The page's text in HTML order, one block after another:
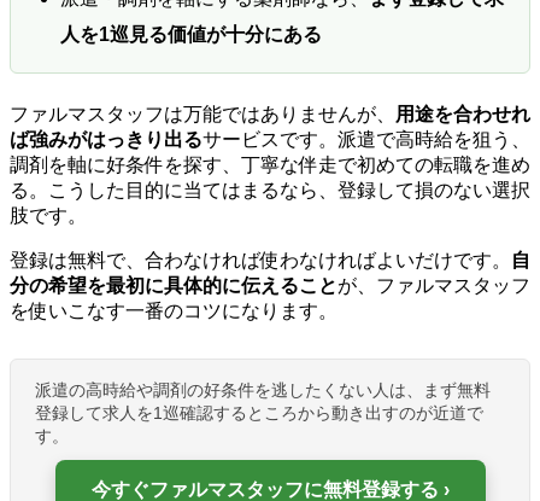
人を1巡見る価値が十分にある
ファルマスタッフは万能ではありませんが、
用途を合わせれ
ば強みがはっきり出るサービスです。派遣で高時給を狙う、
調剤を軸に好条件を探す、丁寧な伴走で初めての転職を進め
る。こうした目的に当てはまるなら、登録して損のない選択
肢です。
登録は無料で、合わなければ使わなければよいだけです。
自
分の希望を最初に具体的に伝えることが、ファルマスタッフ
を使いこなす一番のコツになります。
派遣の高時給や調剤の好条件を逃したくない人は、まず無料
登録して求人を1巡確認するところから動き出すのが近道で
す。
今すぐファルマスタッフに無料登録する